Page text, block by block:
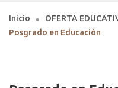
Inicio OFERTA
Posgrado en Educación